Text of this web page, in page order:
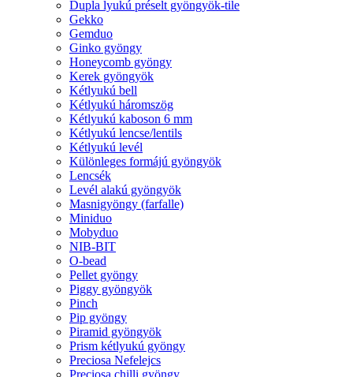
Dupla lyukú préselt gyöngyök-tile
Gekko
Gemduo
Ginko gyöngy
Honeycomb gyöngy
Kerek gyöngyök
Kétlyukú bell
Kétlyukú háromszög
Kétlyukú kaboson 6 mm
Kétlyukú lencse/lentils
Kétlyukú levél
Különleges formájú gyöngyök
Lencsék
Levél alakú gyöngyök
Masnigyöngy (farfalle)
Miniduo
Mobyduo
NIB-BIT
O-bead
Pellet gyöngy
Piggy gyöngyök
Pinch
Pip gyöngy
Piramid gyöngyök
Prism kétlyukú gyöngy
Preciosa Nefelejcs